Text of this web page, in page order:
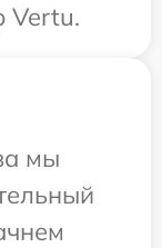
Vertu.
мы